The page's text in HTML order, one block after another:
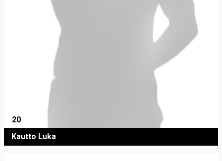
20
Kautto Luka